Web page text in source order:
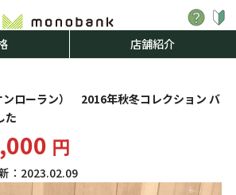
店舗紹介
ンローラン） 2016年秋冬コレクション バ
た
円
： 2023.02.09